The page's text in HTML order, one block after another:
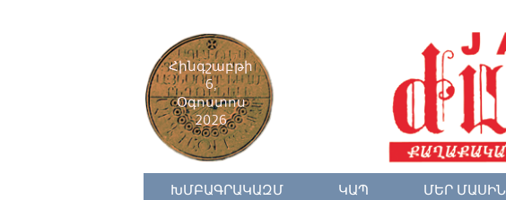
Հինգշաբթի
6,
Օգոստոս
2026
ԽՄԲԱԳՐԱԿԱԶՄ ԿԱՊ ՄԵՐ ՄԱՍԻՆ